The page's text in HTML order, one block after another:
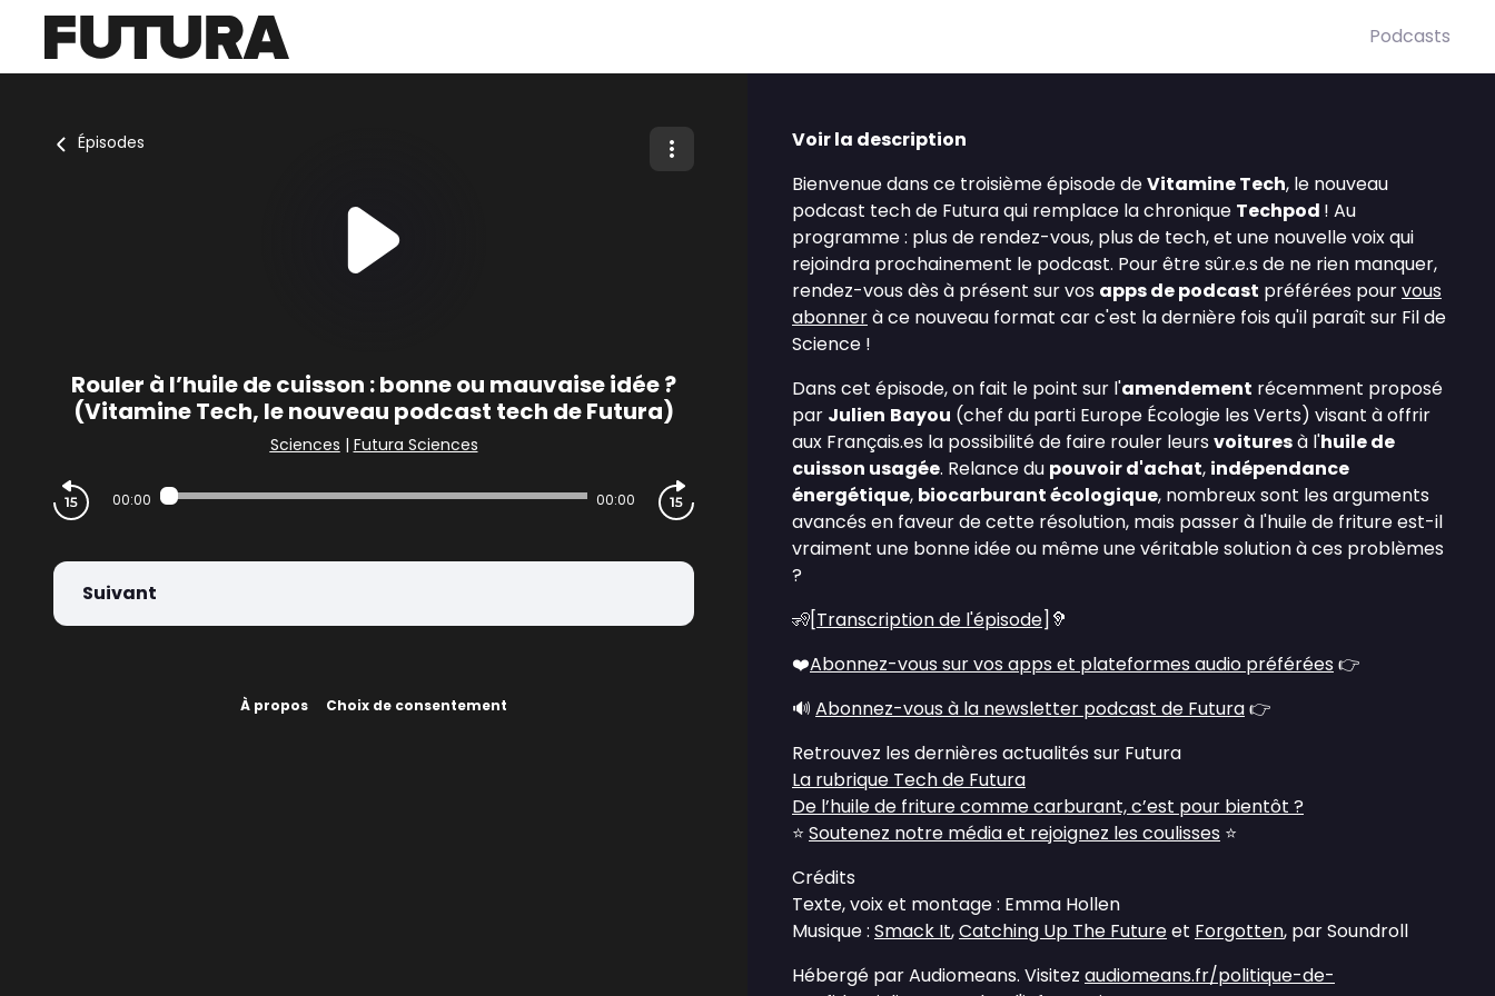
Podcasts
Épisodes
Rouler à l’huile de cuisson : bonne ou mauvaise idée ?
(Vitamine Tech, le nouveau podcast tech de Futura)
Sciences | Futura Sciences
00:00 00:00
Suivant
À propos Choix de consentement
Voir la description
Bienvenue dans ce troisième épisode deVitamine Tech, le nouveau
podcast tech de Futura qui remplace la chronique Techpod ! Au
programme : plus de rendez-vous, plus de tech, et une nouvelle voix qui
rejoindra prochainement le podcast. Pour être sûr.e.s de ne rien manquer,
rendez-vous dès à présent sur vos apps de podcast préférées pourvous
abonnerà ce nouveau format car c'est la dernière fois qu'il paraît sur Fil de
Science !
Dans cet épisode, on fait le point sur l'amendement récemment proposé
par Julien Bayou (chef du parti Europe Écologie les Verts) visant à offrir
aux Français.es la possibilité de faire rouler leurs voituresà l'huile de
cuisson usagée. Relance du pouvoir d'achat, indépendance
énergétique, biocarburant écologique, nombreux sont les arguments
avancés en faveur de cette résolution, mais passer à l'huile de friture est-il
vraiment une bonne idée ou même une véritable solution à ces problèmes
?
🧏[Transcription de l'épisode]🦻
❤️Abonnez-vous sur vos apps et plateformes audio préférées 👉
🔊 Abonnez-vous à la newsletter podcast de Futura👉
Retrouvez les dernières actualités sur Futura
La rubrique Tech de Futura
De l’huile de friture comme carburant, c’est pour bientôt ?
⭐ Soutenez notre média et rejoignez les coulisses ⭐
Crédits
Texte, voix et montage : Emma Hollen
Musique : Smack It,Catching Up The Futureet Forgotten, par Soundroll
Hébergé par Audiomeans. Visitez audiomeans.fr/politique-de-